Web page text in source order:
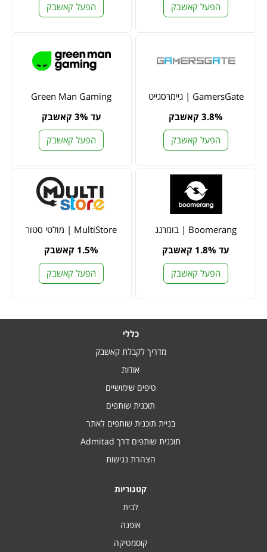
הפעל קאשבק
הפעל קאשבק
GamersGate | גיימרסגייט
3.8% קאשבק
הפעל קאשבק
Green Man Gaming
עד 3% קאשבק
הפעל קאשבק
Boomerang | בומרנג
עד 1.8% קאשבק
הפעל קאשבק
MultiStore | מולטי סטור
1.5% קאשבק
הפעל קאשבק
כללי
מדריך לקבלת קאשבק
אודות
טיפים שימושיים
תוכנית שותפים
בניית תוכנית שותפים לאתר
תוכנית שותפים דרך Admitad
הצהרת נגישות
קטגוריות
לבית
אופנה
קוסמטיקה